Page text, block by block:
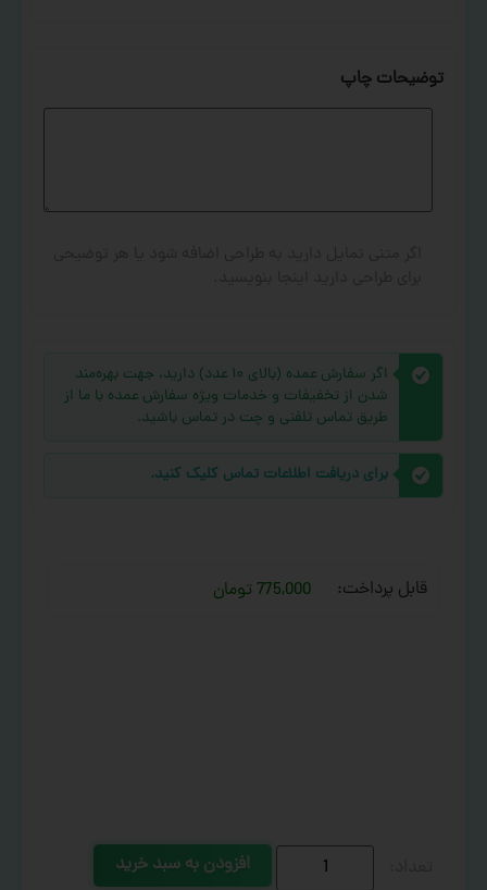
توضیحات چاپ
اگر سفارش عمده (بالای ۱۰ عدد) دارید، جهت بهره‌مند
شدن از تخفیفات و خدمات ویژه سفارش عمده با ما از
طریق تماس تلفنی و چت در تماس باشید.
برای دریافت اطلاعات تماس کلیک کنید.
قابل پرداخت: 775,000 تومان
افزودن به سبد خرید